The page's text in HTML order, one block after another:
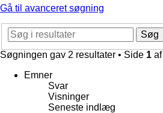
Gå til avanceret søgning
Søg
Søgningen gav 2 resultater • Side 1 af
Emner
Svar
Visninger
Seneste indlæg